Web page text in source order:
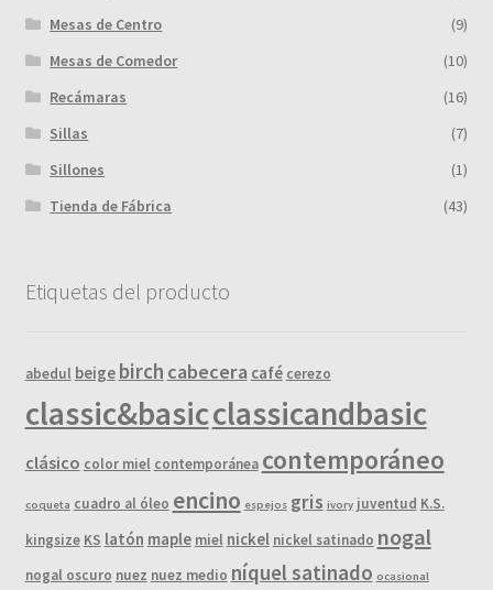
Mesas de Centro
(9)
Mesas de Comedor
(10)
Recámaras
(16)
Sillas
(7)
Sillones
(1)
Tienda de Fábrica
(43)
Etiquetas del producto
abedul beige birch cabecera café cerezo
classic&basicclassicandbasic
clásico color miel contemporánea contemporáneo
coqueta cuadro al óleo encino espejos gris ivory juventud K.S.
kingsize KS latón maple miel nickel nickel satinado nogal
nogal oscuro nuez nuez medio níquel satinado ocasional